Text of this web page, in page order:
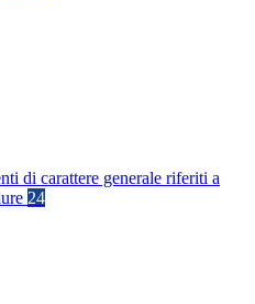
di carattere generale riferiti a
24